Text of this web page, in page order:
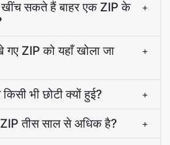
खींच सकते हैं बाहर एक ZIP के
+
गए ZIP को यहाँ खोला जा
+
भी छोटी क्यों हुई? +
ZIP तीस साल से अधिक है? +